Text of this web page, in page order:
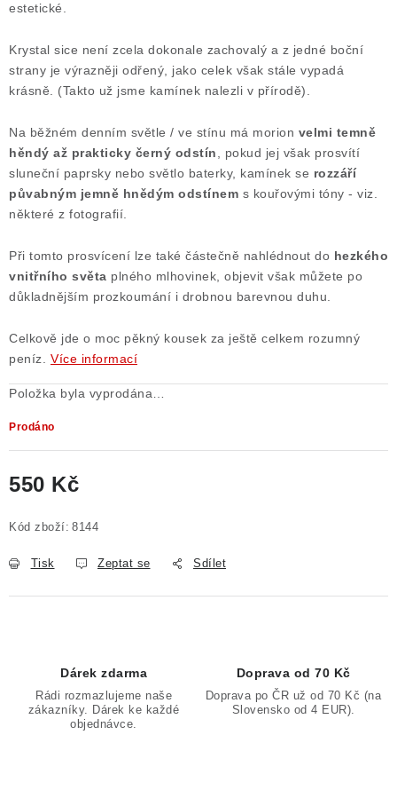
estetické.
Krystal sice není zcela dokonale zachovalý a z jedné boční
strany je výrazněji odřený, jako celek však stále vypadá
krásně. (Takto už jsme kamínek nalezli v přírodě).
Na běžném denním světle / ve stínu má morion velmi temně
hěndý až prakticky černý odstín , pokud jej však prosvítí
sluneční paprsky nebo světlo baterky, kamínek se rozzáří
půvabným jemně hnědým odstínem s kouřovými tóny - viz.
některé z fotografií.
Při tomto prosvícení lze také částečně nahlédnout do hezkého
vnitřního světa plného mlhovinek, objevit však můžete po
důkladnějším prozkoumání i drobnou barevnou duhu.
Celkově jde o moc pěkný kousek za ještě celkem rozumný
peníz.
Více informací
Položka byla vyprodána…
Prodáno
550 Kč
Kód zboží: 8144
Tisk Zeptat se Sdílet
Dárek zdarma
Rádi rozmazlujeme naše
zákazníky. Dárek ke každé
objednávce.
Doprava od 70 Kč
Doprava po ČR už od 70 Kč (na
Slovensko od 4 EUR).